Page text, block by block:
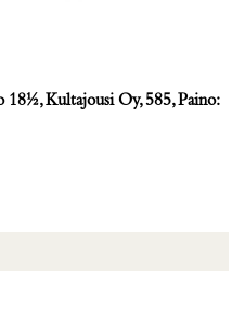
Kultajousi Oy, 585, Paino: